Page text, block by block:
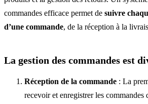
commandes efficace permet de suivre
d’une commande, de la réception à la
La gestion des commandes est
Réception de la commande : La
recevoir et enregistrer les commandes